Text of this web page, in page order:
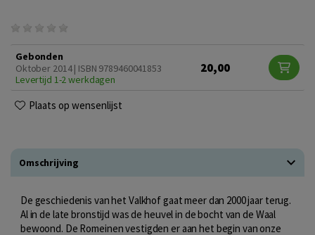
Gebonden
Oktober 2014 | ISBN 9789460041853
Levertijd 1-2 werkdagen
20,00
Plaats op wensenlijst
Omschrijving
De geschiedenis van het Valkhof gaat meer dan 2000 jaar terug.
Al in de late bronstijd was de heuvel in de bocht van de Waal
bewoond. De Romeinen vestigden er aan het begin van onze